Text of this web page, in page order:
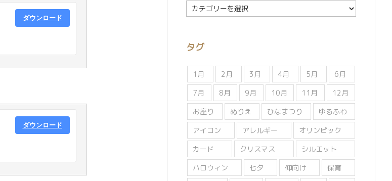
ダウンロード
ダウンロード
カ
テ
ー
タグ
1月 2月 3月 4月 5月
6月
7月
8月 9月 10月 11月
12月
お座り
ぬりえ ひなまつり
ゆるふわ
アイコン
アレルギー
オリンピック
カード
クリスマス
シルエット
ハロウィン
七夕 仰向け
保育